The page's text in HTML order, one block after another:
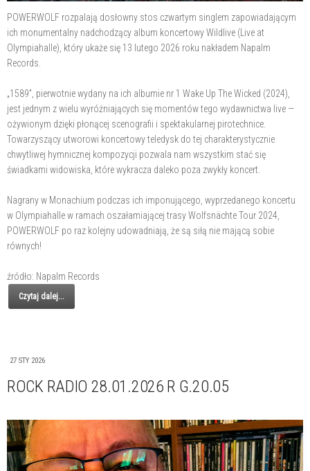
POWERWOLF rozpalają dosłowny stos czwartym singlem zapowiadającym
ich monumentalny nadchodzący album koncertowy Wildlive (Live at
Olympiahalle), który ukaże się 13 lutego 2026 roku nakładem Napalm
Records.
„1589”, pierwotnie wydany na ich albumie nr 1 Wake Up The Wicked (2024),
jest jednym z wielu wyróżniających się momentów tego wydawnictwa live —
ożywionym dzięki płonącej scenografii i spektakularnej pirotechnice.
Towarzyszący utworowi koncertowy teledysk do tej charakterystycznie
chwytliwej hymnicznej kompozycji pozwala nam wszystkim stać się
świadkami widowiska, które wykracza daleko poza zwykły koncert.
Nagrany w Monachium podczas ich imponującego, wyprzedanego koncertu
w Olympiahalle w ramach oszałamiającej trasy Wolfsnächte Tour 2024,
POWERWOLF po raz kolejny udowadniają, że są siłą nie mającą sobie
równych!
źródło: Napalm Records
Czytaj dalej...
27 STY 2026
ROCK RADIO 28.01.2026 R G.20.05